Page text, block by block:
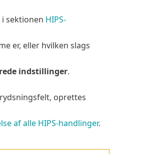
sektionen HIPS-
er, eller hvilken slags
indstillinger.
oprettes
af alle HIPS-handlinger.